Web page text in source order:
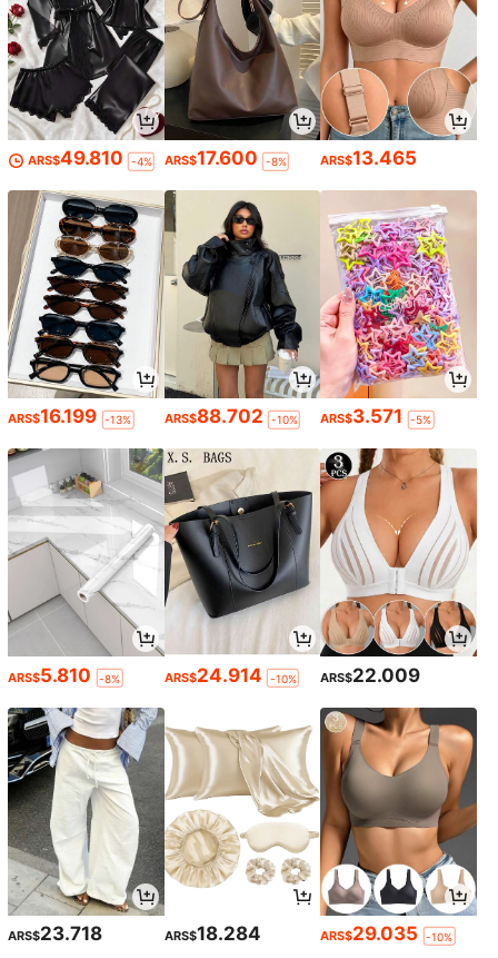
ARS$49.810 -4% ARS$17.600 -8% ARS$13.465
ARS$16.199 -13% ARS$88.702 -10% ARS$3.571 -5%
ARS$5.810 -8% ARS$24.914 -10% ARS$22.009
ARS$23.718 ARS$18.284 ARS$29.035 -10%